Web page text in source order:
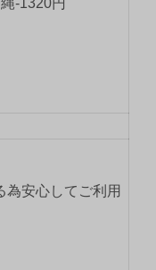
-1320円
為安心してご利用